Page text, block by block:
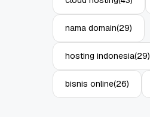
nama domain(29)
hosting indonesia(29)
bisnis online(26)